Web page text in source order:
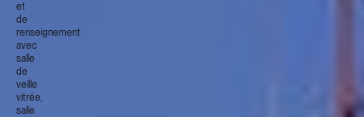
et
de
renseignement
avec
salle
de
veille
vitrée,
salle